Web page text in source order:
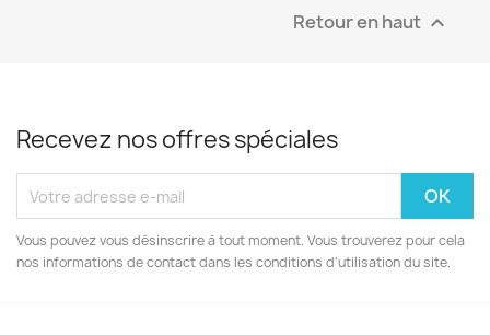
Retour en haut 
Recevez nos offres spéciales
Vous pouvez vous désinscrire à tout moment. Vous trouverez pour cela
nos informations de contact dans les conditions d'utilisation du site.